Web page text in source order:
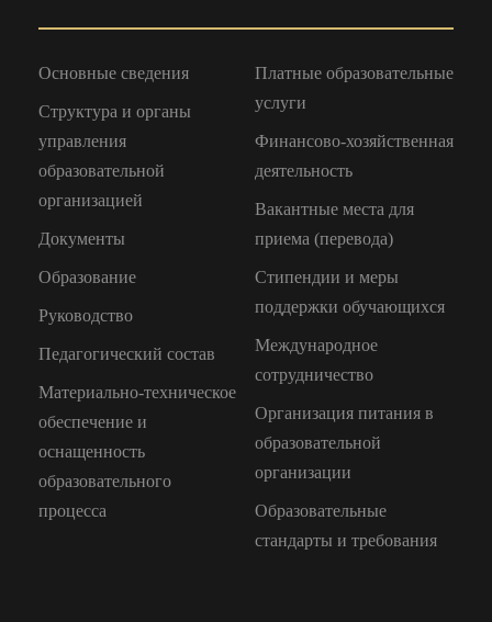
Основные сведения
Структура и органы
управления
образовательной
организацией
Документы
Образование
Руководство
Педагогический состав
Материально-техническое
обеспечение и
оснащенность
образовательного
процесса
Платные образовательные
услуги
Финансово-хозяйственная
деятельность
Вакантные места для
приема (перевода)
Стипендии и меры
поддержки обучающихся
Международное
сотрудничество
Организация питания в
образовательной
организации
Образовательные
стандарты и требования